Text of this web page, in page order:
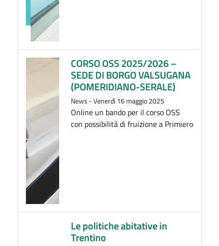
CORSO OSS 2025/2026 –
SEDE DI BORGO VALSUGANA
(POMERIDIANO-SERALE)
News -Venerdì 16 maggio 2025
Online un bando per il corso OSS
con possibilità di fruizione a Primiero
Le politiche abitative in
Trentino